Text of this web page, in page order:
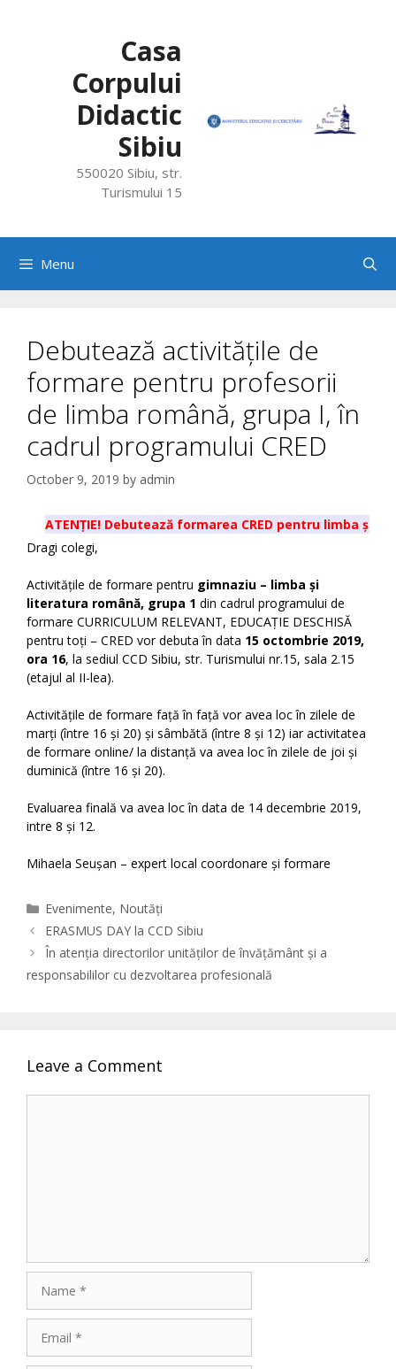
Casa
Corpului
Didactic
Sibiu
550020 Sibiu, str.
Turismului 15
Menu
Debutează activitățile de
formare pentru profesorii
de limba română, grupa I, în
cadrul programului CRED
October 9, 2019 by admin
ATENȚIE! Debutează formarea CRED pentru limba și
Dragi colegi,
Activitățile de formare pentru gimnaziu – limba și
literatura română, grupa 1 din cadrul programului de
formare CURRICULUM RELEVANT, EDUCAȚIE DESCHISĂ
pentru toți – CRED vor debuta în data 15 octombrie 2019,
ora 16, la sediul CCD Sibiu, str. Turismului nr.15, sala 2.15
(etajul al II-lea).
Activitățile de formare față în față vor avea loc în zilele de
marți (între 16 și 20) și sâmbătă (între 8 și 12) iar activitatea
de formare online/ la distanță va avea loc în zilele de joi și
duminică (între 16 și 20).
Evaluarea finală va avea loc în data de 14 decembrie 2019,
intre 8 și 12.
Mihaela Seușan – expert local coordonare și formare
Categories
Evenimente, Noutăți
ERASMUS DAY la CCD Sibiu
În atenția directorilor unităților de învățământ și a
responsabililor cu dezvoltarea profesională
Leave a Comment